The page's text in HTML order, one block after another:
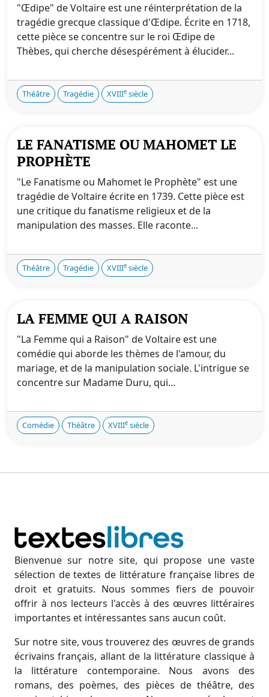
"Œdipe" de Voltaire est une réinterprétation de la
tragédie grecque classique d'Œdipe. Écrite en 1718,
cette pièce se concentre sur le roi Œdipe de
Thèbes, qui cherche désespérément à élucider...
Théâtre Tragédie XVIIIe siècle
LE FANATISME OU MAHOMET LE
PROPHÈTE
"Le Fanatisme ou Mahomet le Prophète" est une
tragédie de Voltaire écrite en 1739. Cette pièce est
une critique du fanatisme religieux et de la
manipulation des masses. Elle raconte...
Théâtre Tragédie XVIIIe siècle
LA FEMME QUI A RAISON
"La Femme qui a Raison" de Voltaire est une
comédie qui aborde les thèmes de l'amour, du
mariage, et de la manipulation sociale. L'intrigue se
concentre sur Madame Duru, qui...
Comédie Théâtre XVIIIe siècle
Bienvenue sur notre site, qui propose une vaste
sélection de textes de littérature française libres de
droit et gratuits. Nous sommes fiers de pouvoir
offrir à nos lecteurs l'accès à des œuvres littéraires
importantes et intéressantes sans aucun coût.
Sur notre site, vous trouverez des œuvres de grands
écrivains français, allant de la littérature classique à
la littérature contemporaine. Nous avons des
romans, des poèmes, des pièces de théâtre, des